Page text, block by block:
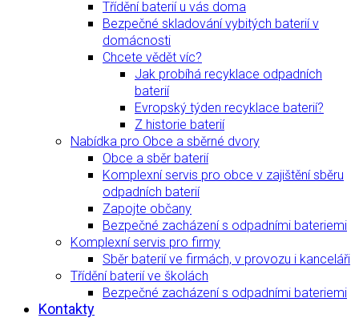
Třídění baterií u vás doma
Bezpečné skladování vybitých baterií v
domácnosti
Chcete vědět víc?
Jak probíhá recyklace odpadních
baterií
Evropský týden recyklace baterií?
Z historie baterií
Nabídka pro Obce a sběrné dvory
Obce a sběr baterií
Komplexní servis pro obce v zajištění sběru
odpadních baterií
Zapojte občany
Bezpečné zacházení s odpadními bateriemi
Komplexní servis pro firmy
Sběr baterií ve firmách, v provozu i kanceláři
Třídění baterií ve školách
Bezpečné zacházení s odpadními bateriemi
Kontakty